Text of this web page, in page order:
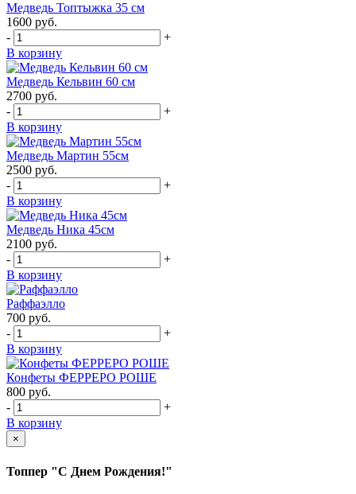
Медведь Топтыжка 35 см
1600 руб.
-
+
В корзину
Медведь Кельвин 60 см
2700 руб.
-
+
В корзину
Медведь Мартин 55см
2500 руб.
-
+
В корзину
Медведь Ника 45см
2100 руб.
-
+
В корзину
Раффаэлло
700 руб.
-
+
В корзину
Конфеты ФЕРРЕРО РОШЕ
800 руб.
-
+
В корзину
×
Топпер "С Днем Рождения!"